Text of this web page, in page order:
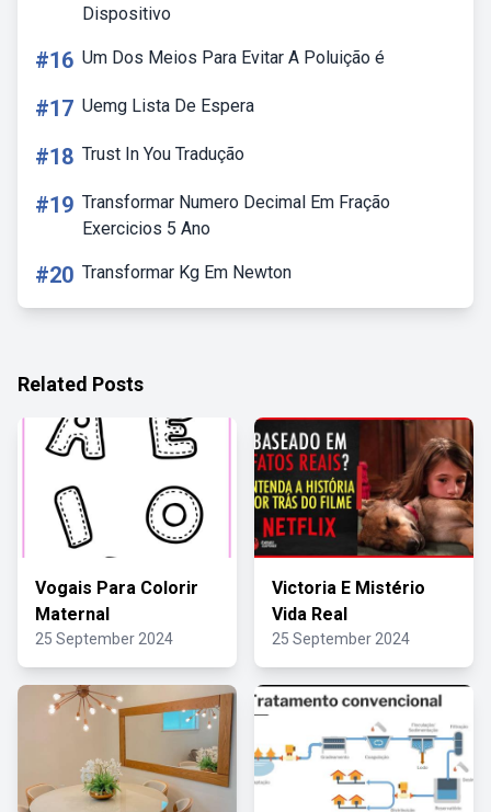
Dispositivo
#16 Um Dos Meios Para Evitar A Poluição é
#17 Uemg Lista De Espera
#18 Trust In You Tradução
#19 Transformar Numero Decimal Em Fração
Exercicios 5 Ano
#20 Transformar Kg Em Newton
Related Posts
Vogais Para Colorir
Maternal
25 September 2024
Victoria E Mistério
Vida Real
25 September 2024